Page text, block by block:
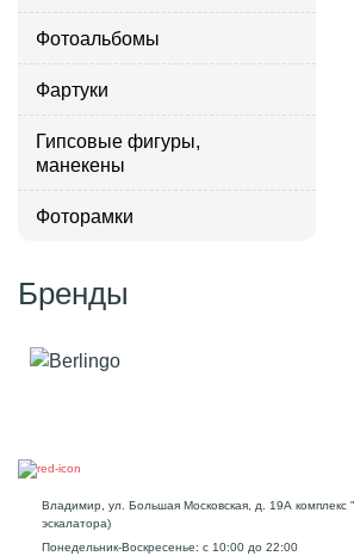
Фотоальбомы
Фартуки
Гипсовые фигуры,
манекены
Фоторамки
Бренды
Владимир, ул. Большая Московская, д. 19А комплекс
эскалатора)
Понедельник-Воскресенье: с 10:00 до 22:00